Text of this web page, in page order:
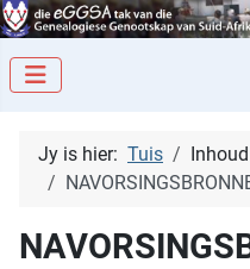
Jy is hier: Tuis Inhoud